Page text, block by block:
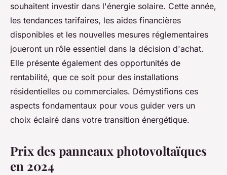
souhaitent investir dans l'énergie solaire. Cette année,
les tendances tarifaires, les aides financières
disponibles et les nouvelles mesures réglementaires
joueront un rôle essentiel dans la décision d'achat.
Elle présente également des opportunités de
rentabilité, que ce soit pour des installations
résidentielles ou commerciales. Démystifions ces
aspects fondamentaux pour vous guider vers un
choix éclairé dans votre transition énergétique.
Prix des panneaux photovoltaïques
en 2024